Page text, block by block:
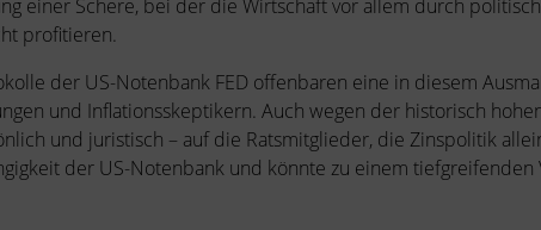
einer Schere, bei der die Wirtschaft vor allem durch
profitieren.
der US-Notenbank FED offenbaren eine in diesem
und Inflationsskeptikern. Auch wegen der historisch
und juristisch – auf die Ratsmitglieder, die Zinspolitik
der US-Notenbank und könnte zu einem